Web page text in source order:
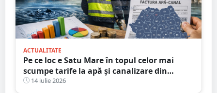
ACTUALITATE
Pe ce loc e Satu Mare în topul celor mai
scumpe tarife la apă și canalizare din
România
14 iulie 2026